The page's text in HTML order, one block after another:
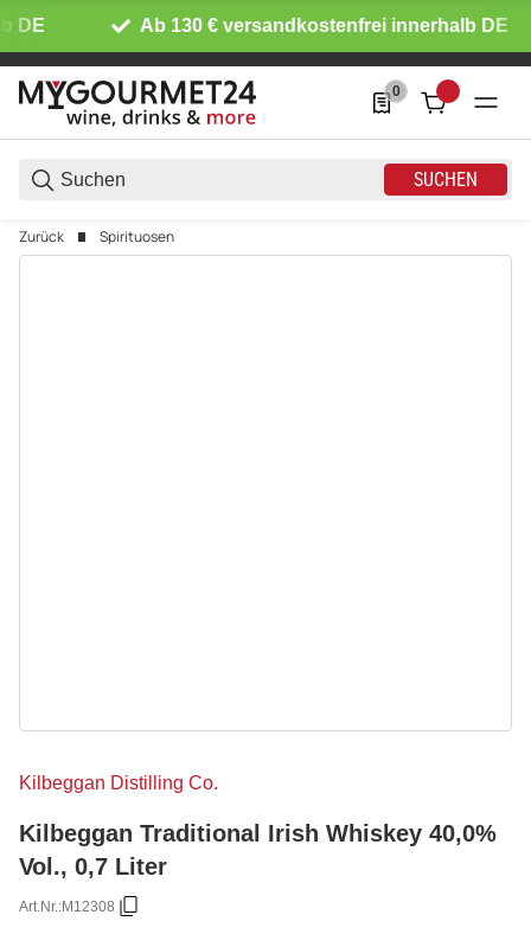
Ab 130 € versandkostenfrei innerhalb DE
SUCHEN
0
0 Produkte in der
Zurück Spirituosen
Kilbeggan Distilling Co.
Kilbeggan Traditional Irish Whiskey 40,0%
Vol., 0,7 Liter
Art.Nr.:M12308